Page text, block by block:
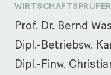
Prof. Dr. Bernd
Dipl.-Betriebsw.
Dipl.-Finw.